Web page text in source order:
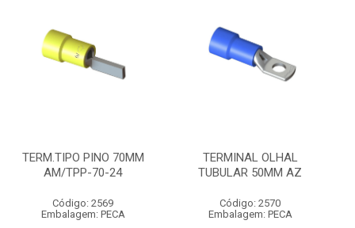
TERM.TIPO PINO 70MM
AM/TPP-70-24
Código: 2569
Embalagem: PECA
TERMINAL OLHAL
TUBULAR 50MM AZ
Código: 2570
Embalagem: PECA